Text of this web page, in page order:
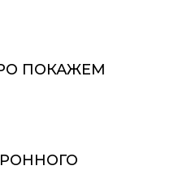
ПОКАЖЕМ